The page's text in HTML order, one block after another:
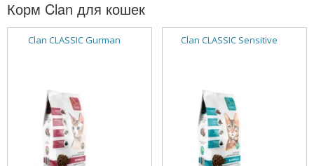
Корм Clan для кошек
Clan CLASSIC Gurman Clan CLASSIC Sensitive